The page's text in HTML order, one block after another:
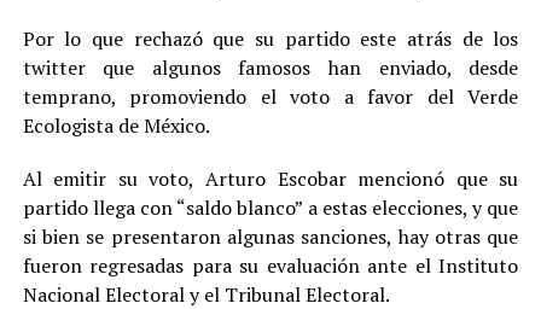
Por lo que rechazó que su partido este atrás de los
twitter que algunos famosos han enviado, desde
temprano, promoviendo el voto a favor del Verde
Ecologista de México.
Al emitir su voto, Arturo Escobar mencionó que su
partido llega con “saldo blanco” a estas elecciones, y que
si bien se presentaron algunas sanciones, hay otras que
fueron regresadas para su evaluación ante el Instituto
Nacional Electoral y el Tribunal Electoral.